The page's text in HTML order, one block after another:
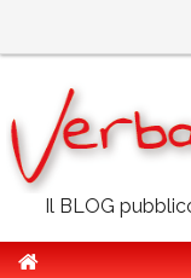
Il BLOG